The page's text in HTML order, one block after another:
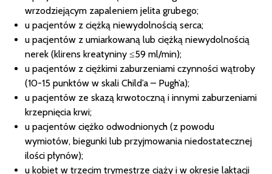
wrzodziejącym zapaleniem jelita grubego;
u pacjentów z ciężką niewydolnością serca;
u pacjentów z umiarkowaną lub ciężką niewydolnością
nerek (klirens kreatyniny ≤59 ml/min);
u pacjentów z ciężkimi zaburzeniami czynności wątroby
(10-15 punktów w skali Child’a – Pugh’a);
u pacjentów ze skazą krwotoczną i innymi zaburzeniami
krzepnięcia krwi;
u pacjentów ciężko odwodnionych (z powodu
wymiotów, biegunki lub przyjmowania niedostatecznej
ilości płynów);
u kobiet w trzecim trymestrze ciąży i w okresie laktacji